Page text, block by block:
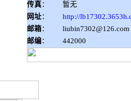
传真：
暂无
网址：
http://
邮箱：
liubin7302@126.com
邮编： 442000